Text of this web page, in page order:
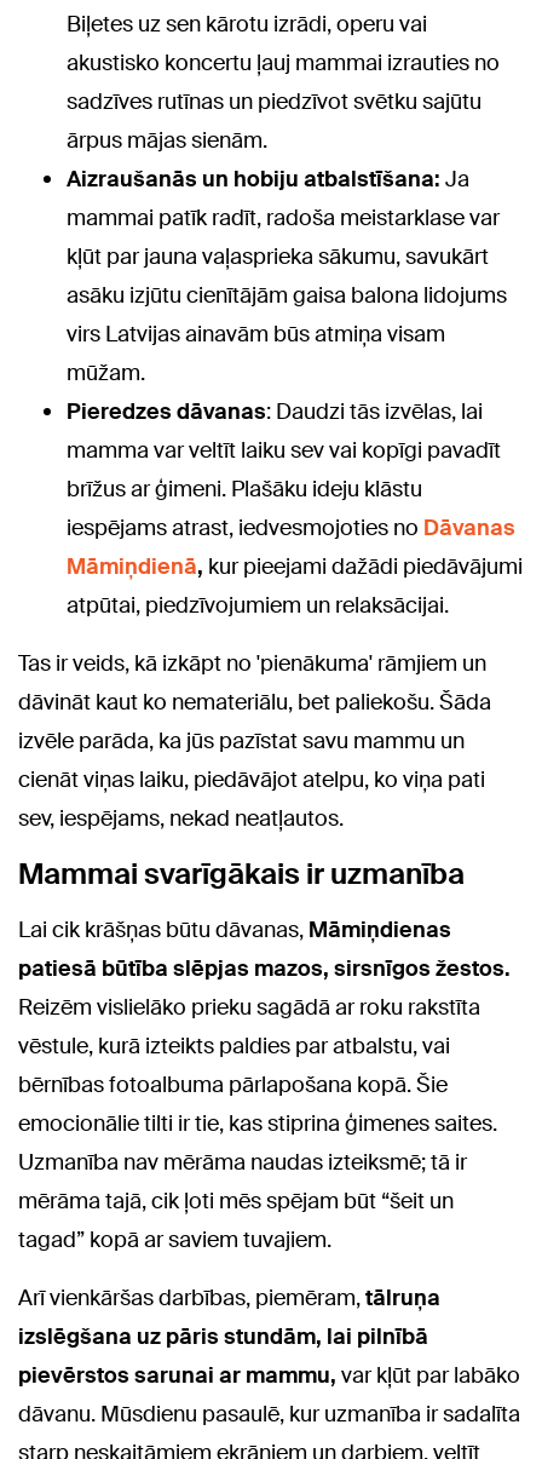
Biļetes uz sen kārotu izrādi, operu vai
akustisko koncertu ļauj mammai izrauties no
sadzīves rutīnas un piedzīvot svētku sajūtu
ārpus mājas sienām.
Aizraušanās un hobiju atbalstīšana: Ja
mammai patīk radīt, radoša meistarklase var
kļūt par jauna vaļasprieka sākumu, savukārt
asāku izjūtu cienītājām gaisa balona lidojums
virs Latvijas ainavām būs atmiņa visam
mūžam.
Pieredzes dāvanas: Daudzi tās izvēlas, lai
mamma var veltīt laiku sev vai kopīgi pavadīt
brīžus ar ģimeni. Plašāku ideju klāstu
iespējams atrast, iedvesmojoties no Dāvanas
Māmiņdienā, kur pieejami dažādi piedāvājumi
atpūtai, piedzīvojumiem un relaksācijai.
Tas ir veids, kā izkāpt no 'pienākuma' rāmjiem un
dāvināt kaut ko nemateriālu, bet paliekošu. Šāda
izvēle parāda, ka jūs pazīstat savu mammu un
cienāt viņas laiku, piedāvājot atelpu, ko viņa pati
sev, iespējams, nekad neatļautos.
Mammai svarīgākais ir uzmanība
Lai cik krāšņas būtu dāvanas, Māmiņdienas
patiesā būtība slēpjas mazos, sirsnīgos žestos.
Reizēm vislielāko prieku sagādā ar roku rakstīta
vēstule, kurā izteikts paldies par atbalstu, vai
bērnības fotoalbuma pārlapošana kopā. Šie
emocionālie tilti ir tie, kas stiprina ģimenes saites.
Uzmanība nav mērāma naudas izteiksmē; tā ir
mērāma tajā, cik ļoti mēs spējam būt “šeit un
tagad” kopā ar saviem tuvajiem.
Arī vienkāršas darbības, piemēram,tālruņa
izslēgšana uz pāris stundām, lai pilnībā
pievērstos sarunai ar mammu, var kļūt par labāko
dāvanu. Mūsdienu pasaulē, kur uzmanība ir sadalīta
starp neskaitāmiem ekrāniem un darbiem, veltīt